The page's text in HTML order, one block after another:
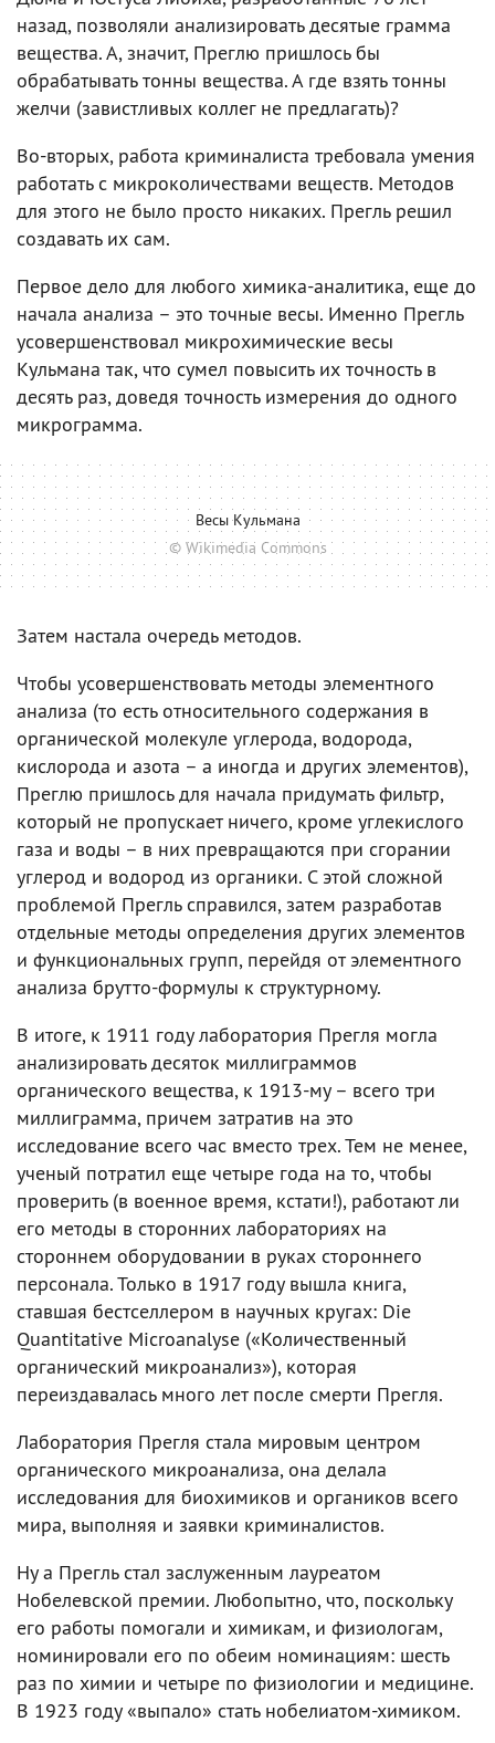
назад, позволяли анализировать десятые грамма
вещества. А, значит, Преглю пришлось бы
обрабатывать тонны вещества. А где взять тонны
желчи (завистливых коллег не предлагать)?
Во-вторых, работа криминалиста требовала умения
работать с микроколичествами веществ. Методов
для этого не было просто никаких. Прегль решил
создавать их сам.
Первое дело для любого химика-аналитика, еще до
начала анализа – это точные весы. Именно Прегль
усовершенствовал микрохимические весы
Кульмана так, что сумел повысить их точность в
десять раз, доведя точность измерения до одного
микрограмма.
Весы Кульмана
© Wikimedia Commons
Затем настала очередь методов.
Чтобы усовершенствовать методы элементного
анализа (то есть относительного содержания в
органической молекуле углерода, водорода,
кислорода и азота – а иногда и других элементов),
Преглю пришлось для начала придумать фильтр,
который не пропускает ничего, кроме углекислого
газа и воды – в них превращаются при сгорании
углерод и водород из органики. С этой сложной
проблемой Прегль справился, затем разработав
отдельные методы определения других элементов
и функциональных групп, перейдя от элементного
анализа брутто-формулы к структурному.
В итоге, к 1911 году лаборатория Прегля могла
анализировать десяток миллиграммов
органического вещества, к 1913-му – всего три
миллиграмма, причем затратив на это
исследование всего час вместо трех. Тем не менее,
ученый потратил еще четыре года на то, чтобы
проверить (в военное время, кстати!), работают ли
его методы в сторонних лабораториях на
стороннем оборудовании в руках стороннего
персонала. Только в 1917 году вышла книга,
ставшая бестселлером в научных кругах: Die
Quantitative Microanalyse («Количественный
органический микроанализ»), которая
переиздавалась много лет после смерти Прегля.
Лаборатория Прегля стала мировым центром
органического микроанализа, она делала
исследования для биохимиков и органиков всего
мира, выполняя и заявки криминалистов.
Ну а Прегль стал заслуженным лауреатом
Нобелевской премии. Любопытно, что, поскольку
его работы помогали и химикам, и физиологам,
номинировали его по обеим номинациям: шесть
раз по химии и четыре по физиологии и медицине.
В 1923 году «выпало» стать нобелиатом-химиком.